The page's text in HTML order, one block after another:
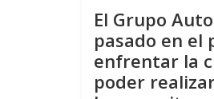
El Grupo
pasado en el
enfrentar la
poder